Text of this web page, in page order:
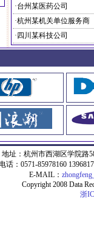
·台州某医药公司
·杭州某机关单位服务商
·四川某科技公司
地址：杭州市西湖区学院路
话：0571-85978160
E-MAIL：
Copyright 2008 Data
浙